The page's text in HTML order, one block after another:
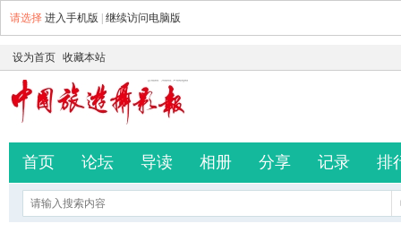
请选择 进入手机版 继续访问电脑版
设为首页 收藏本站
首页 论坛 导读 相册 分享 记录 排